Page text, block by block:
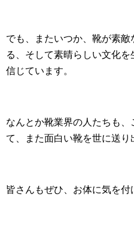
でも、またいつか、靴が素
る、そして素晴らしい文化
信じています。
なんとか靴業界の人たちも、
て、また面白い靴を世に送り
皆さんもぜひ、お体に気を付